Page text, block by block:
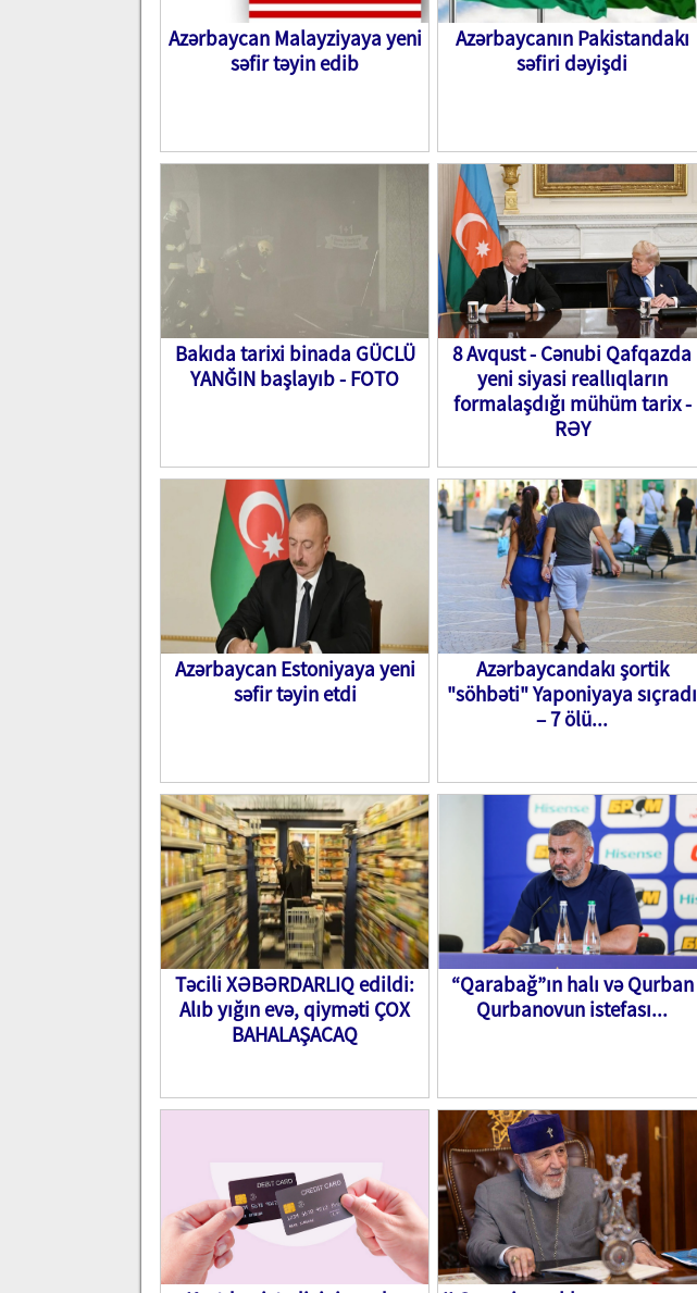
Azərbaycan Malayziyaya yeni
səfir təyin edib
Azərbaycanın Pakistandakı
səfiri dəyişdi
Bakıda tarixi binada GÜCLÜ
YANĞIN başlayıb - FOTO
8 Avqust - Cənubi Qafqazda
yeni siyasi reallıqların
formalaşdığı mühüm tarix -
RƏY
Azərbaycan Estoniyaya yeni
səfir təyin etdi
Azərbaycandakı şortik
"söhbəti" Yaponiyaya sıçradı
– 7 ölü...
Təcili XƏBƏRDARLIQ edildi:
Alıb yığın evə, qiyməti ÇOX
BAHALAŞACAQ
“Qarabağ”ın halı və Qurban
Qurbanovun istefası...